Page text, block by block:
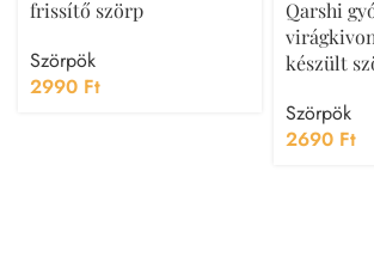
frissítő szörp
Szörpök
2990 Ft
Qarshi
készült
Szörpök
2690 Ft